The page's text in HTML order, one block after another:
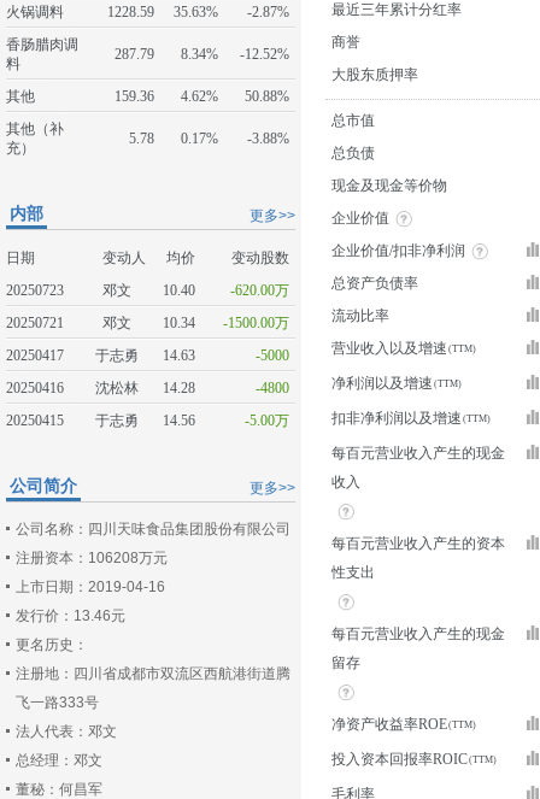
火锅调料
1228.59 35.63%
-2.87%
香肠腊肉调
料
287.79 8.34% -12.52%
其他 159.36 4.62%
50.88%
其他（补
充）
5.78 0.17% -3.88%
更多>>
内部
日期 变动人 均价
变动股数
20250723
邓文 10.40
-620.00万
20250721
邓文 10.34
-1500.00万
20250417
于志勇 14.63
-5000
20250416
沈松林 14.28
-4800
20250415
于志勇 14.56 -5.00万
更多>>
公司简介
公司名称：四川天味食品集团股份有限公司
注册资本：106208万元
上市日期：2019-04-16
发行价：13.46元
更名历史：
注册地：四川省成都市双流区西航港街道腾
飞一路333号
法人代表：邓文
总经理：邓文
董秘：何昌军
最近三年累计分红率
商誉
大股东质押率
总市值
总负债
现金及现金等价物
企业价值
企业价值/扣非净利润
总资产负债率
流动比率
营业收入以及增速
净利润以及增速
扣非净利润以及增速
每百元营业收入产生的现金
收入
每百元营业收入产生的资本
性支出
每百元营业收入产生的现金
留存
净资产收益率ROE
投入资本回报率ROIC
毛利率